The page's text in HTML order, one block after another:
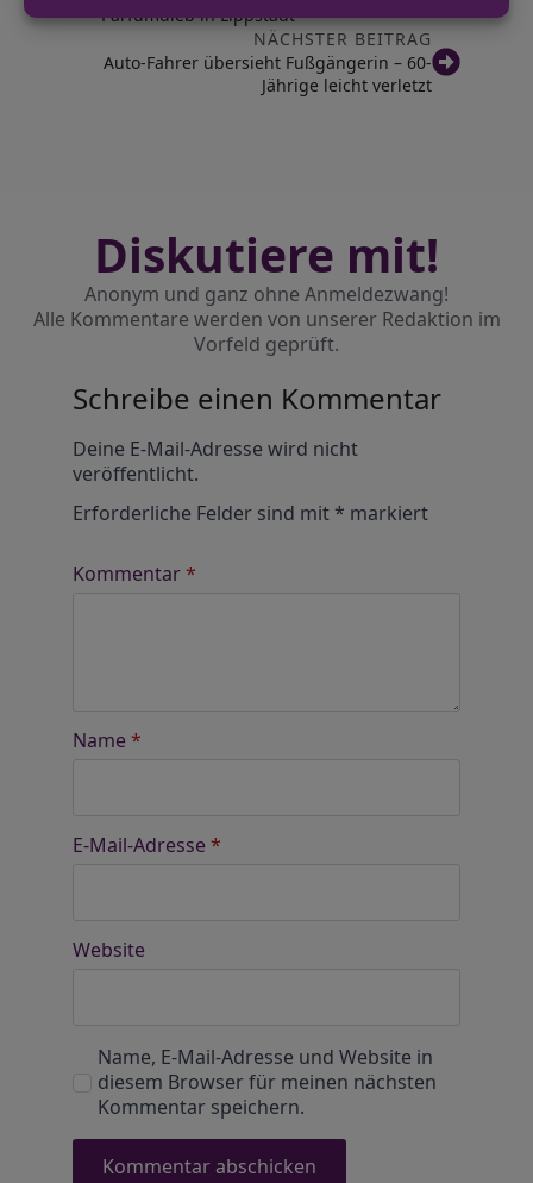
Parfümdieb in Lippstadt
NÄCHSTER BEITRAG
Auto-Fahrer übersieht Fußgängerin – 60-
Jährige leicht verletzt
Diskutiere mit!
Anonym und ganz ohne Anmeldezwang!
Alle Kommentare werden von unserer Redaktion im
Vorfeld geprüft.
Schreibe einen Kommentar
Deine E-Mail-Adresse wird nicht
veröffentlicht.
Erforderliche Felder sind mit* markiert
Kommentar*
Name *
E-Mail-Adresse *
Website
Name, E-Mail-Adresse und Website in
diesem Browser für meinen nächsten
Kommentar speichern.